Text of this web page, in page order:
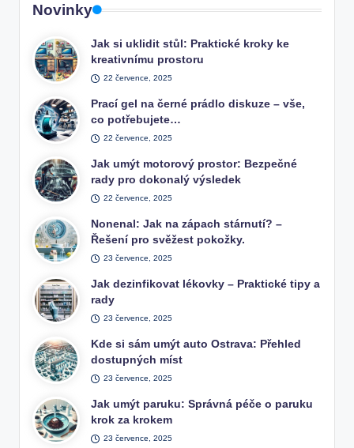
Novinky
Jak si uklidit stůl: Praktické kroky ke
kreativnímu prostoru
22 července, 2025
Prací gel na černé prádlo diskuze – vše,
co potřebujete…
22 července, 2025
Jak umýt motorový prostor: Bezpečné
rady pro dokonalý výsledek
22 července, 2025
Nonenal: Jak na zápach stárnutí? –
Řešení pro svěžest pokožky.
23 července, 2025
Jak dezinfikovat lékovky – Praktické tipy a
rady
23 července, 2025
Kde si sám umýt auto Ostrava: Přehled
dostupných míst
23 července, 2025
Jak umýt paruku: Správná péče o paruku
krok za krokem
23 července, 2025